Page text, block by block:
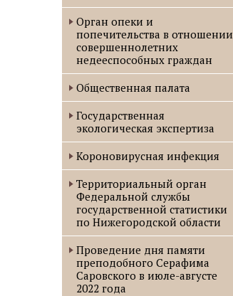
Орган опеки и
попечительства в отношении
совершеннолетних
недееспособных граждан
Общественная палата
Государственная
экологическая экспертиза
Короновирусная инфекция
Территориальный орган
Федеральной службы
государственной статистики
по Нижегородской области
Проведение дня памяти
преподобного Серафима
Саровского в июле-августе
2022 года